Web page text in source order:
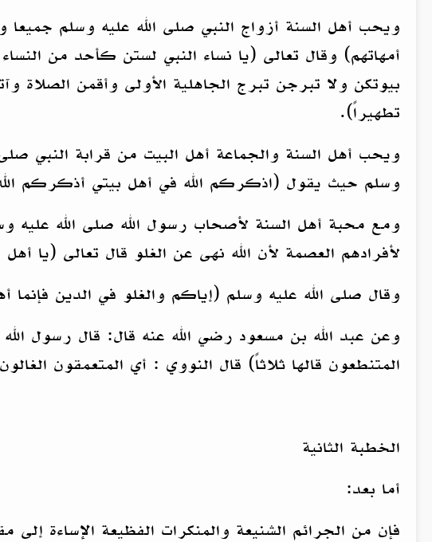
ويحب أهل السنة أزواج النبي صلى الله عليه وسلم جميعا
أمهاتهم) وقال تعالى (يا نساء النبي لستن كأحد من
بيوتكن ولا تبرجن تبرج الجاهلية الأولى وأقمن
تطهيراً).
ويحب أهل السنة والجماعة أهل البيت من قرابة النبي
وسلم حيث يقول (اذكركم الله في أهل بيتي أذكركم
ومع محبة أهل السنة لأصحاب رسول الله صلى الله عليه
لأفرادهم العصمة لأن الله نهى عن الغلو قال تعالى (يا أهل
وقال صلى الله عليه وسلم (إياكم والغلو في الدين
وعن عبد الله بن مسعود رضي الله عنه قال: قال رسول
المتنطعون قالها ثلاثاً) قال النووي : أي المتعمقون
الخطبة الثانية
أما بعد:
فإن من الجرائم الشنيعة والمنكرات الفظيعة الإساءة